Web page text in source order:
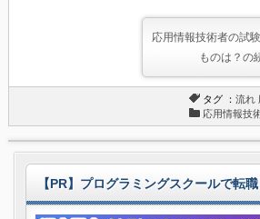
応用情報技術者の試
ものは？の
タグ ：流れ
応用情報技
【PR】プログラミングスクールで転職